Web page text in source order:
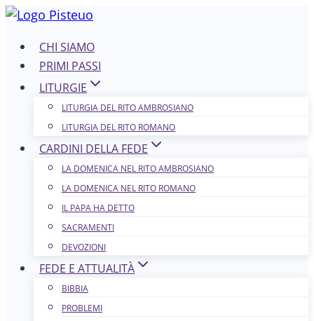
Salta
contenutoCHI SIAMO
PRIMI PASSI
LITURGIE
LITURGIA DEL RITO AMBROSIANO
LITURGIA DEL RITO ROMANO
CARDINI DELLA FEDE
LA DOMENICA NEL R​​​​​​ITO AMBROSIANO
LA DOMENICA NEL RITO ROMANO
IL PAPA HA DETTO
SACRAMENTI
DEVOZIONI
FEDE E ATTUALITÀ
BIBBIA
PROBLEMI